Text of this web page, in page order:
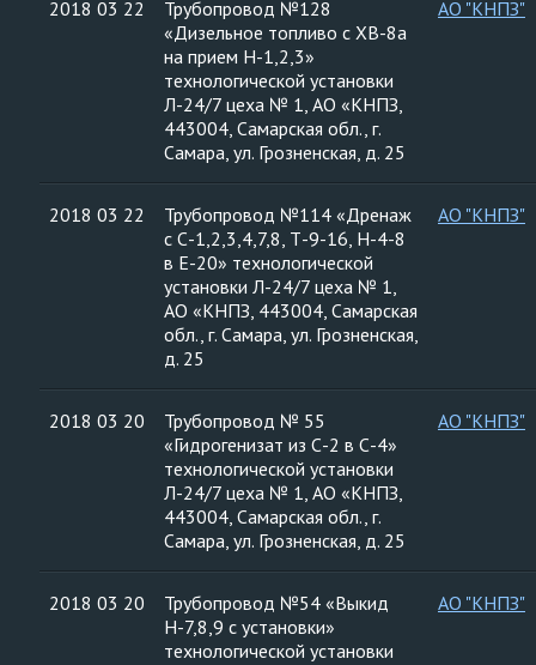
2018 03 22
Трубопровод №128
«Дизельное топливо с ХВ-8а
на прием Н-1,2,3»
технологической установки
Л-24/7 цеха № 1, АО «КНПЗ,
443004, Самарская обл., г.
Самара, ул. Грозненская, д. 25
АО "КНПЗ"
2018 03 22
Трубопровод №114 «Дренаж
с С-1,2,3,4,7,8, Т-9-16, Н-4-8
в Е-20» технологической
установки Л-24/7 цеха № 1,
АО «КНПЗ, 443004, Самарская
обл., г. Самара, ул. Грозненская,
д. 25
АО "КНПЗ"
2018 03 20
Трубопровод № 55
«Гидрогенизат из С-2 в С-4»
технологической установки
Л-24/7 цеха № 1, АО «КНПЗ,
443004, Самарская обл., г.
Самара, ул. Грозненская, д. 25
АО "КНПЗ"
2018 03 20
Трубопровод №54 «Выкид
Н-7,8,9 с установки»
технологической установки
АО "КНПЗ"